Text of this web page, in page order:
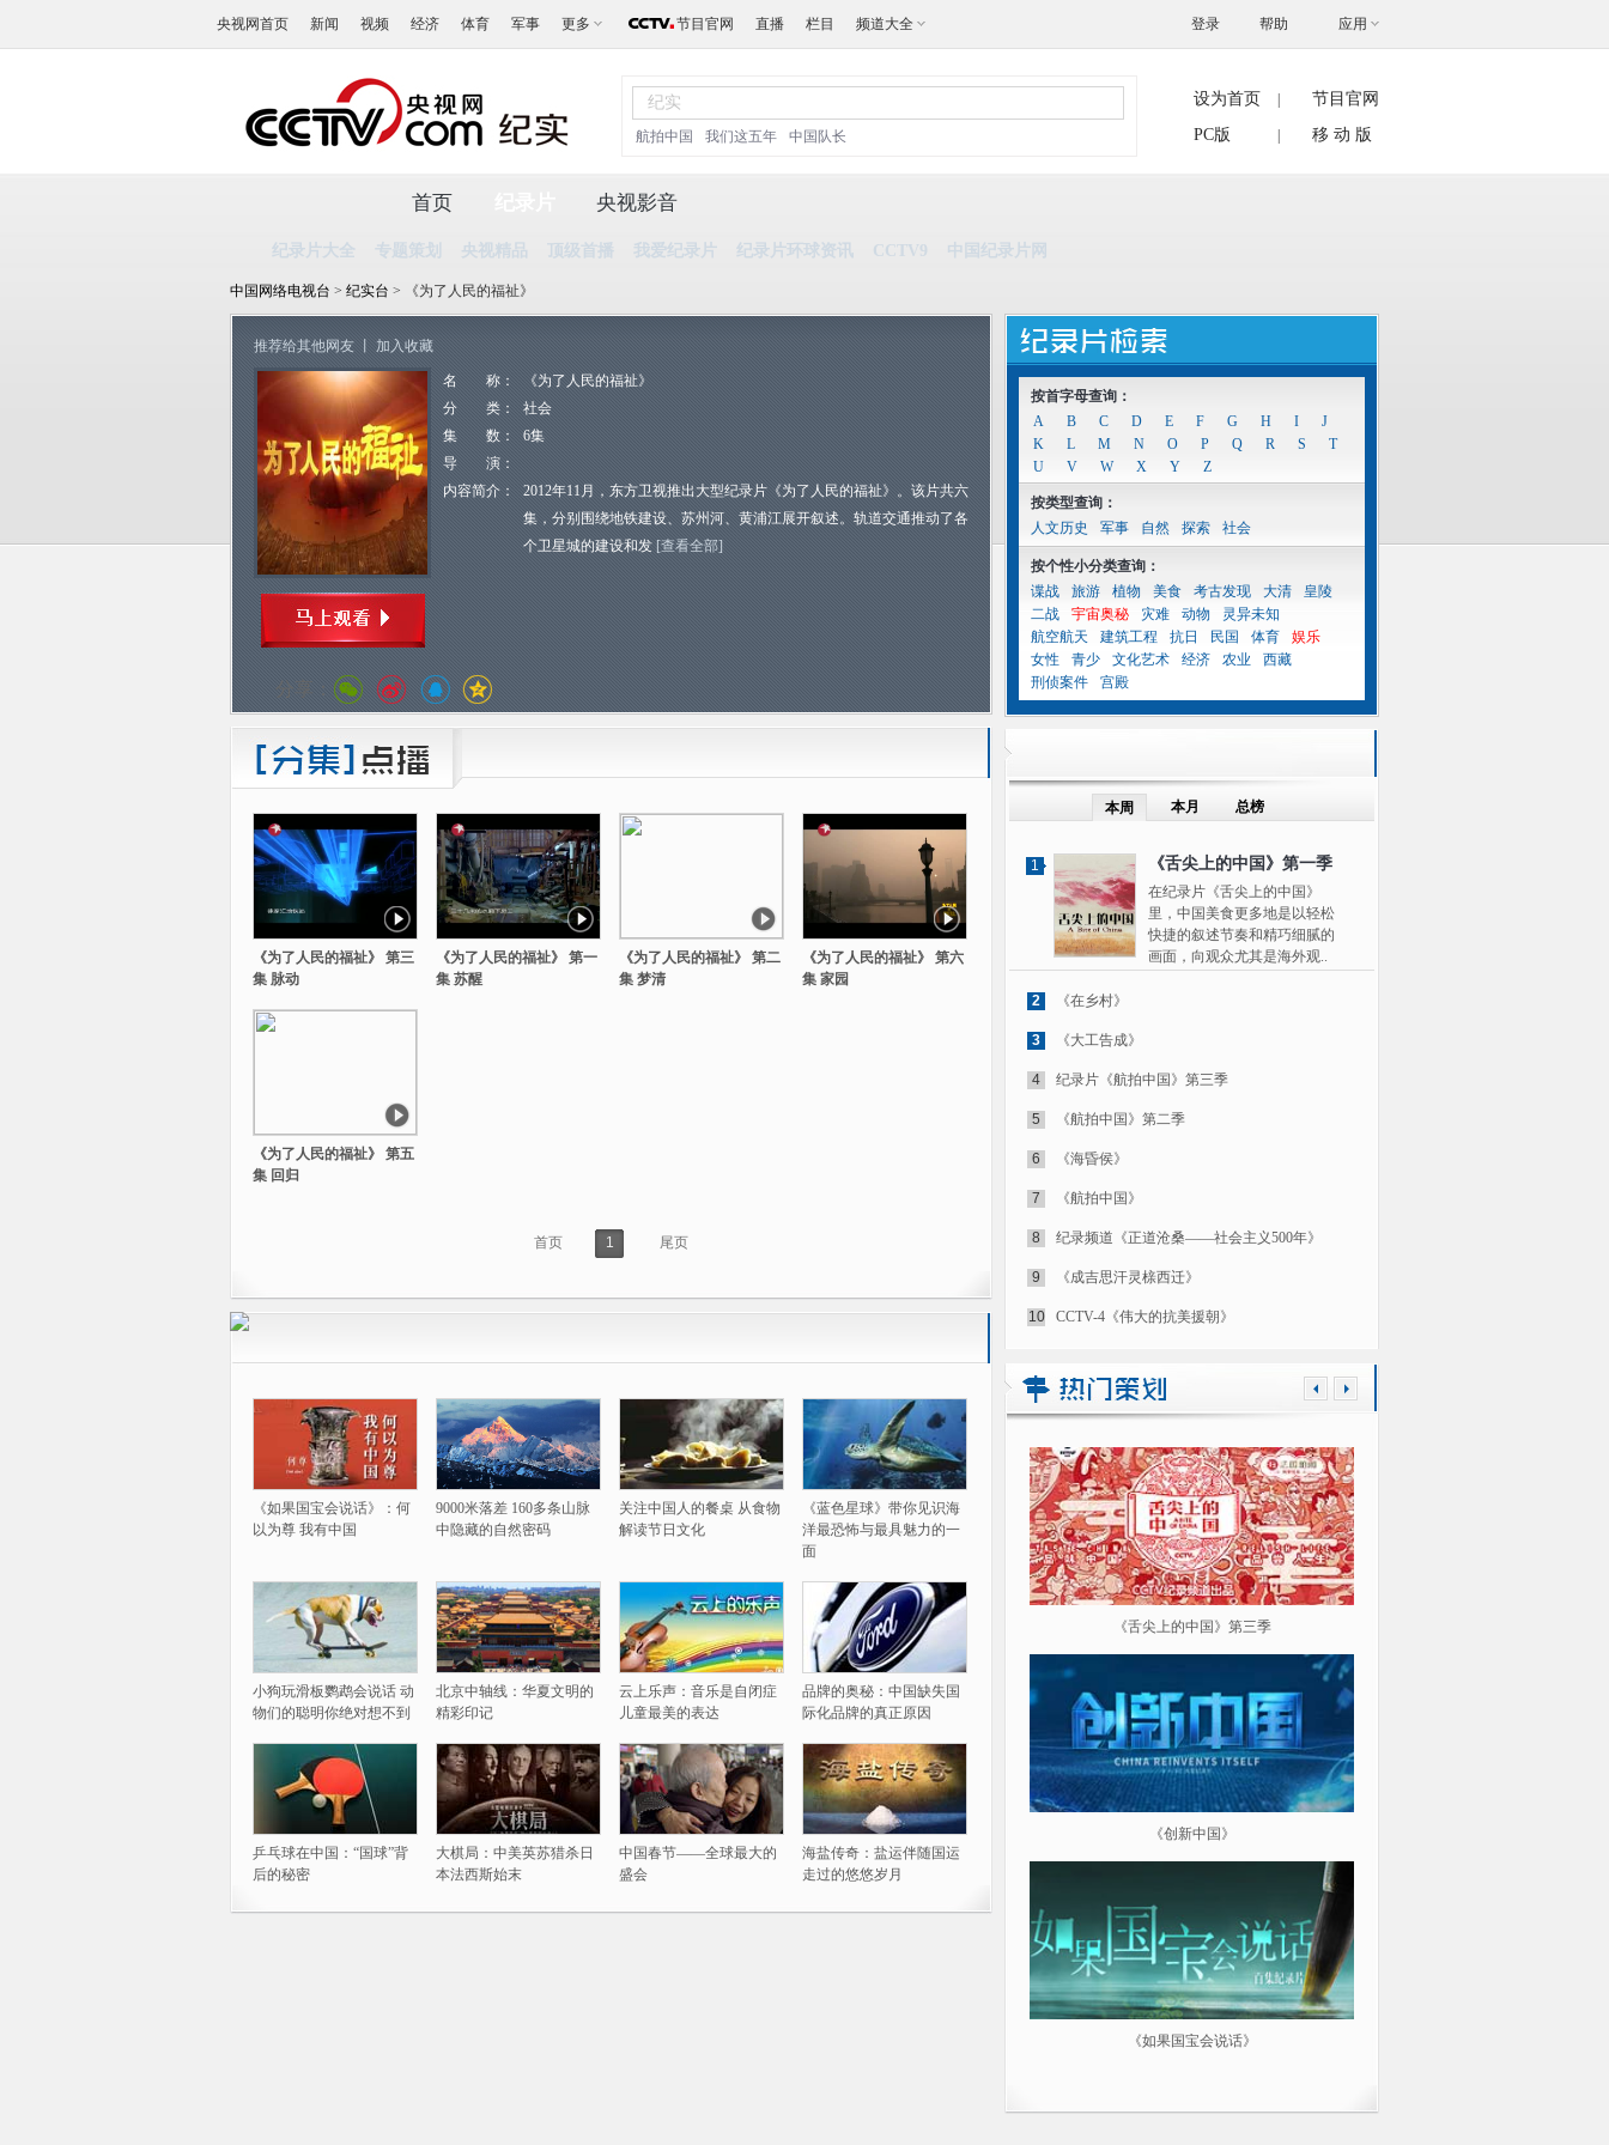
央视网首页 新闻 视频 经济 体育 军事 更多 节目官网 直播 栏目 频道大全 帮助 应用
登录
航拍中国 我们这五年 中国队长
设为首页
节目官网
PC版
移 动 版
首页
纪录片大全 专题策划 央视精品 顶级首播 我爱纪录片 纪录片环球资讯 CCTV9 中国纪录片网
央视影音
中国网络电视台 > 纪实台 > 《为了人民的福祉》
推荐给其他网友 加入收藏
名 称：
《为了人民的福祉》
分 类：
社会
集 数：
6集
导 演：
内容简介：
2012年11月，东方卫视推出大型纪录片《为了人民的福祉》。该片共六
集，分别围绕地铁建设、苏州河、黄浦江展开叙述。轨道交通推动了各
个卫星城的建设和发 [查看全部]
分享：
《为了人民的福祉》 第三
集 脉动
《为了人民的福祉》 第一
集 苏醒
《为了人民的福祉》 第二
集 梦清
《为了人民的福祉》 第六
集 家园
《为了人民的福祉》 第五
集 回归
首页 1 尾页
《如果国宝会说话》：何
以为尊 我有中国
9000米落差 160多条山脉
中隐藏的自然密码
关注中国人的餐桌 从食物
解读节日文化
《蓝色星球》带你见识海
洋最恐怖与最具魅力的一
面
小狗玩滑板鹦鹉会说话 动
物们的聪明你绝对想不到
北京中轴线：华夏文明的
精彩印记
云上乐声：音乐是自闭症
儿童最美的表达
品牌的奥秘：中国缺失国
际化品牌的真正原因
乒乓球在中国：“国球”背
后的秘密
大棋局：中美英苏猎杀日
本法西斯始末
中国春节——全球最大的
盛会
海盐传奇：盐运伴随国运
走过的悠悠岁月
按首字母查询：
A
B C D E F G H I
J
K
L M N O P Q R S
T
U
V W X Y Z
按类型查询：
人文历史
军事 自然 探索 社会
按个性小分类查询：
谍战
旅游 植物 美食 考古发现 大清
皇陵
二战
宇宙奥秘 灾难 动物
灵异未知
航空航天
建筑工程 抗日 民国 体育
娱乐
女性
青少 文化艺术 经济 农业
西藏
刑侦案件
宫殿
本周 本月 总榜
1 《舌尖上的中国》第一季
在纪录片《舌尖上的中国》
里，中国美食更多地是以轻松
快捷的叙述节奏和精巧细腻的
画面，向观众尤其是海外观..
2 《在乡村》
3 《大工告成》
4 纪录片《航拍中国》第三季
5 《航拍中国》第二季
6 《海昏侯》
7 《航拍中国》
8 纪录频道《正道沧桑——社会主义500年》
9 《成吉思汗灵榇西迁》
10 CCTV-4《伟大的抗美援朝》
《舌尖上的中国》第三季
《创新中国》
《如果国宝会说话》